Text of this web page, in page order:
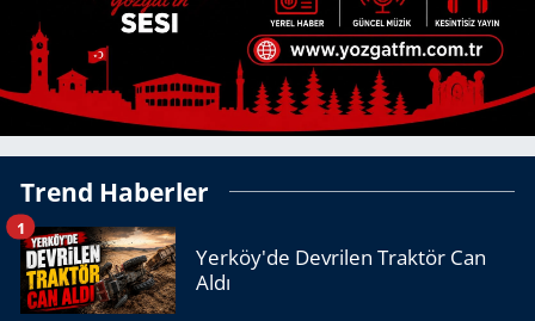
Trend Haberler
Yerköy'de Devrilen Traktör Can
Aldı
1